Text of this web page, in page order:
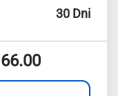
30 Dni